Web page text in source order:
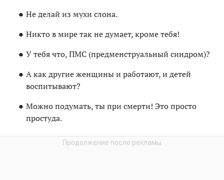
Не делай из мухи слона.
Никто в мире так не думает, кроме тебя!
У тебя что, ПМС (предменструальный синдром)?
А как другие женщины и работают, и детей
воспитывают?
Можно подумать, ты при смерти! Это просто
простуда.